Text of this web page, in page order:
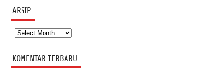
ARSIP
Arsip
KOMENTAR TERBARU